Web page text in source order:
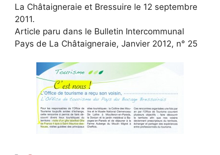
La Châtaigneraie et Bressuire le 12 septembre
2011.
Article paru dans le Bulletin Intercommunal
Pays de La Châtaigneraie, Janvier 2012, n° 25